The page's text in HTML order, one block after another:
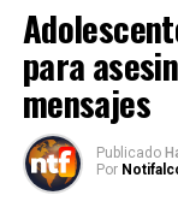
para
mensajes
Publicado
Por